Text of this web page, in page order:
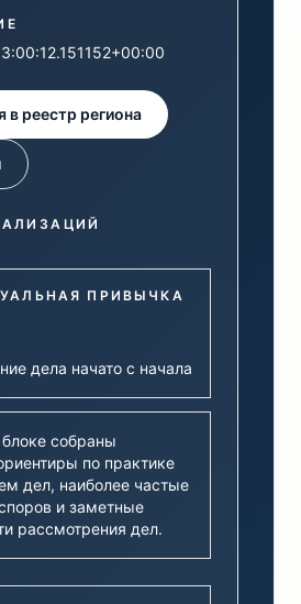
в реестр региона
ПРИВЫЧКА
дела начато с начала
собраны
по практике
дел, наиболее частые
и заметные
рассмотрения дел.